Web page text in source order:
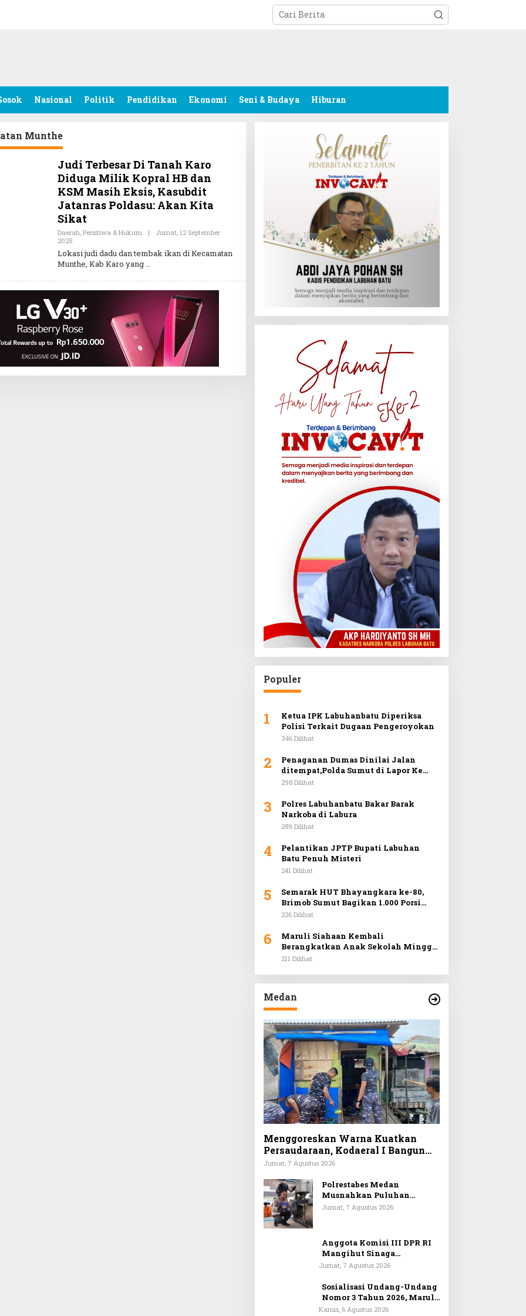
Nasional Politik Pendidikan Ekonomi Seni & Budaya Hiburan
Munthe
Judi Terbesar Di Tanah Karo
Diduga Milik Kopral HB dan
KSM Masih Eksis, Kasubdit
Jatanras Poldasu: Akan Kita
Sikat
Daerah, Peristiwa & Hukum |
Jumat, 12 September
2025
E
H
E
D
K
S
1
Lokasi judi dadu dan tembak ikan di Kecamatan
Munthe, Kab Karo yang
Populer
1
Ketua IPK Labuhanbatu Diperiksa
Polisi Terkait Dugaan Pengeroyokan
346 Dilihat
2
Penaganan Dumas Dinilai Jalan
ditempat,Polda Sumut di Lapor Ke
Mabes Polri
298 Dilihat
3
Polres Labuhanbatu Bakar Barak
Narkoba di Labura
289 Dilihat
4
Pelantikan JPTP Bupati Labuhan
Batu Penuh Misteri
241 Dilihat
5
Semarak HUT Bhayangkara ke-80,
Brimob Sumut Bagikan 1.000 Porsi
Makan Gratis dan Gelar Pasar Murah
226 Dilihat
6
Maruli Siahaan Kembali
Berangkatkan Anak Sekolah Minggu
HKBP Padang Bulan Wisata Rohani
211 Dilihat
Medan
Menggoreskan Warna Kuatkan
Persaudaraan, Kodaeral I Bangun
Kedekatan Dengan Masyarakat
Jumat, 7 Agustus 2026
Polrestabes Medan
Musnahkan Puluhan
Kilogram Narkoba, Ungkap
Jumat, 7 Agustus 2026
Anggota Komisi III DPR RI
Mangihut Sinaga
Sayangkan Polrestabes
Simpulkan Kematian
Mantan Istri Polisi sebagai
Bunuh Diri
Jumat, 7 Agustus 2026
Sosialisasi Undang-Undang
Nomor 3 Tahun 2026, Maruli
Siahaan Tegaskan Informan
Kamis, 6 Agustus 2026